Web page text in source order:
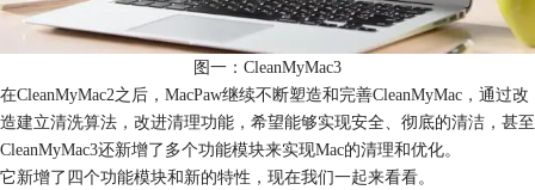
图一：CleanMyMac3
在CleanMyMac2之后，MacPaw继续不断塑造和完善CleanMyMac，通过改
造建立清洗算法，改进清理功能，希望能够实现安全、彻底的清洁，甚至
CleanMyMac3还新增了多个功能模块来实现Mac的清理和优化。
它新增了四个功能模块和新的特性，现在我们一起来看看。